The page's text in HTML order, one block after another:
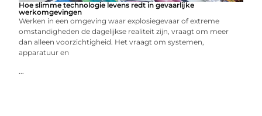
Hoe slimme technologie levens redt in gevaarlijke
werkomgevingen
Werken in een omgeving waar explosiegevaar of extreme
omstandigheden de dagelijkse realiteit zijn, vraagt om meer
dan alleen voorzichtigheid. Het vraagt om systemen,
apparatuur en
...